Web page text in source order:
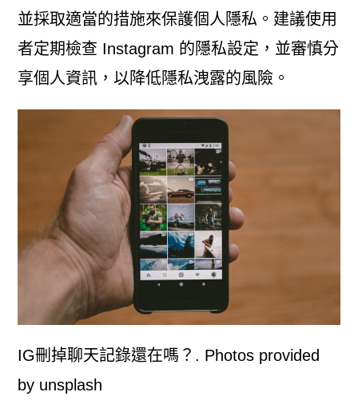
並採取適當的措施來保護個人隱私。建議使用
者定期檢查 Instagram 的隱私設定，並審慎分
享個人資訊，以降低隱私洩露的風險。
IG刪掉聊天記錄還在嗎？. Photos provided
by unsplash